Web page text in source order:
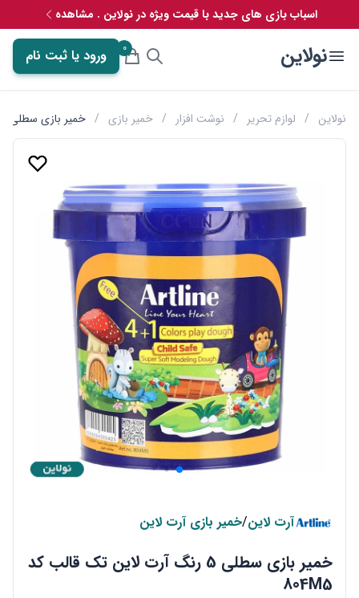
اسباب بازی های جدید با قیمت ویژه در نولاین . مشاهده
نولاین 0 ورود یا ثبت نام
نولاین / لوازم تحریر / نوشت افزار / خمیر بازی / خمیر بازی سطلی 5 رنگ آرت لاین تک قالب کد 804M5
آرت لاین/خمیر بازی آرت لاین
خمیر بازی سطلی 5 رنگ آرت لاین تک قالب کد
804M5